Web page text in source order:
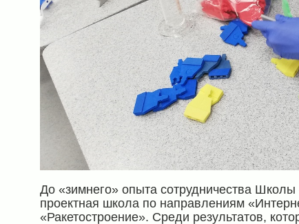
До «зимнего» опыта сотрудничества
проектная школа по направлениям
«Ракетостроение». Среди результатов,